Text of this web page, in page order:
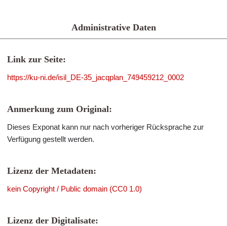
Administrative Daten
Link zur Seite:
https://ku-ni.de/isil_DE-35_jacqplan_749459212_0002
Anmerkung zum Original:
Dieses Exponat kann nur nach vorheriger Rücksprache zur
Verfügung gestellt werden.
Lizenz der Metadaten:
kein Copyright / Public domain (CC0 1.0)
Lizenz der Digitalisate: